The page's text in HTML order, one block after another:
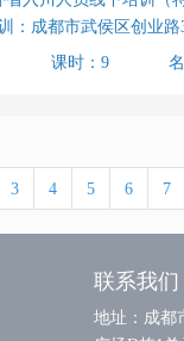
：成都市武侯区创业路
课时：9
3 4 5 6 7
联系我们
地址：成都